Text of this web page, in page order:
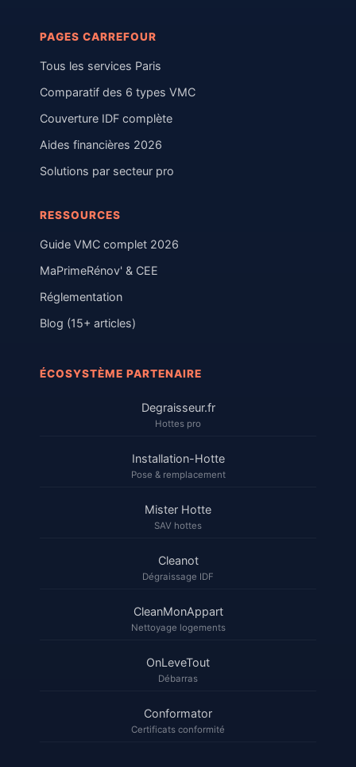
PAGES CARREFOUR
Tous les services Paris
Comparatif des 6 types VMC
Couverture IDF complète
Aides financières 2026
Solutions par secteur pro
RESSOURCES
Guide VMC complet 2026
MaPrimeRénov' & CEE
Réglementation
Blog (15+ articles)
ÉCOSYSTÈME PARTENAIRE
Degraisseur.fr
Hottes pro
Installation-Hotte
Pose & remplacement
Mister Hotte
SAV hottes
Cleanot
Dégraissage IDF
CleanMonAppart
Nettoyage logements
OnLeveTout
Débarras
Conformator
Certificats conformité